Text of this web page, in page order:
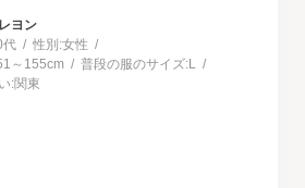
ヨン
代 性別:女性
～155cm 普段の服のサイズ:L
:関東